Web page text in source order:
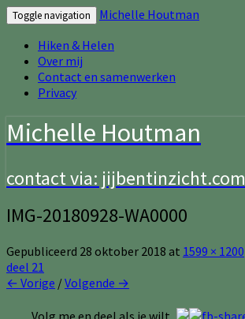
Toggle navigation
Michelle Houtman
Hiken & Helen
Over mij
Contact en samenwerken
Privacy
Michelle Houtman
contact via: jijbentinzicht.com
IMG-20180928-WA0000
Gepubliceerd 28 oktober 2018 at 1599 × 1200
deel 21
← Vorige /Volgende →